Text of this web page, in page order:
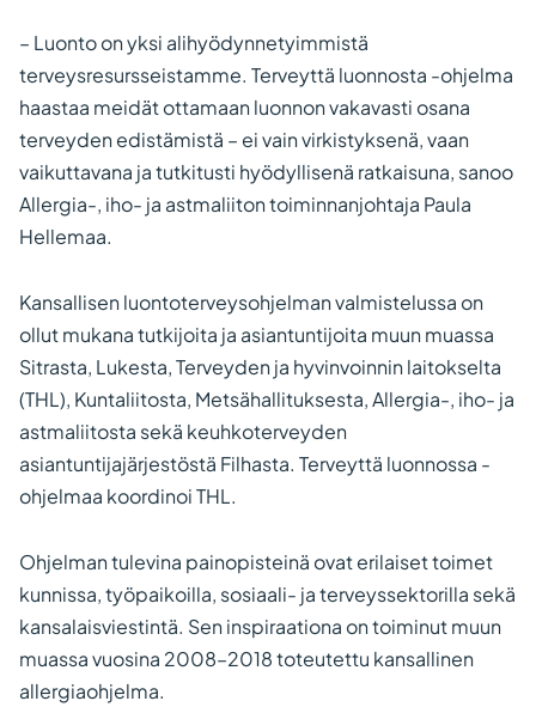
– Luonto on yksi alihyödynnetyimmistä
terveysresursseistamme. Terveyttä luonnosta -ohjelma
haastaa meidät ottamaan luonnon vakavasti osana
terveyden edistämistä – ei vain virkistyksenä, vaan
vaikuttavana ja tutkitusti hyödyllisenä ratkaisuna, sanoo
Allergia-, iho- ja astmaliiton toiminnanjohtaja Paula
Hellemaa.
Kansallisen luontoterveysohjelman valmistelussa on
ollut mukana tutkijoita ja asiantuntijoita muun muassa
Sitrasta, Lukesta, Terveyden ja hyvinvoinnin laitokselta
(THL), Kuntaliitosta, Metsähallituksesta, Allergia-, iho- ja
astmaliitosta sekä keuhkoterveyden
asiantuntijajärjestöstä Filhasta. Terveyttä luonnossa -
ohjelmaa koordinoi THL.
Ohjelman tulevina painopisteinä ovat erilaiset toimet
kunnissa, työpaikoilla, sosiaali- ja terveyssektorilla sekä
kansalaisviestintä. Sen inspiraationa on toiminut muun
muassa vuosina 2008–2018 toteutettu kansallinen
allergiaohjelma.